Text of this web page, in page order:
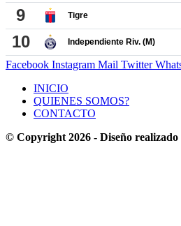
Facebook Instagram Mail Twitter
INICIO
QUIENES SOMOS?
CONTACTO
© Copyright 2026 - Diseño